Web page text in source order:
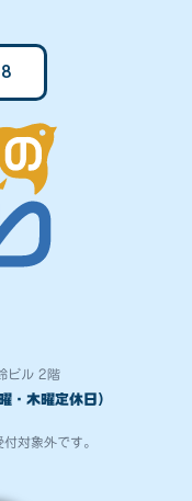
ビル 2階
木曜定休日）
対象外です。